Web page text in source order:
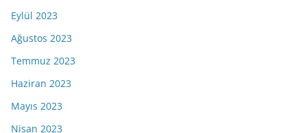
Eylül 2023
Ağustos 2023
Temmuz 2023
Haziran 2023
Mayıs 2023
Nisan 2023